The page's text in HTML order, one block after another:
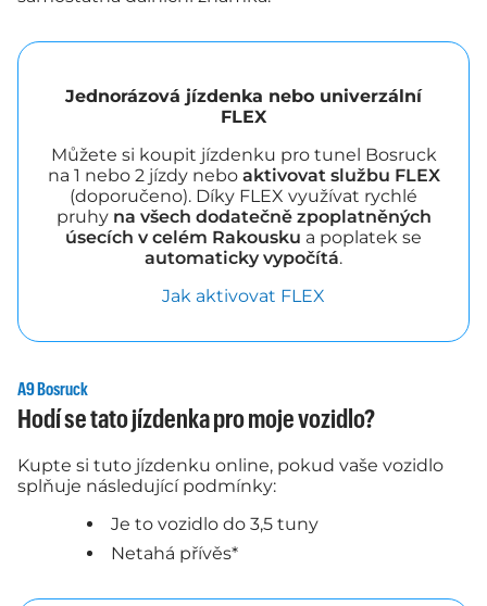
Jednorázová jízdenka nebo univerzální
FLEX
Můžete si koupit jízdenku pro tunel Bosruck
na 1 nebo 2 jízdy nebo aktivovat službu FLEX
(doporučeno). Díky FLEX využívat rychlé
pruhy na všech dodatečně zpoplatněných
úsecích v celém Rakousku a poplatek se
automaticky vypočítá.
Jak aktivovat FLEX
A9 Bosruck
Hodí se tato jízdenka pro moje vozidlo?
Kupte si tuto jízdenku online, pokud vaše vozidlo
splňuje následující podmínky:
Je to vozidlo do 3,5 tuny
Netahá přívěs*